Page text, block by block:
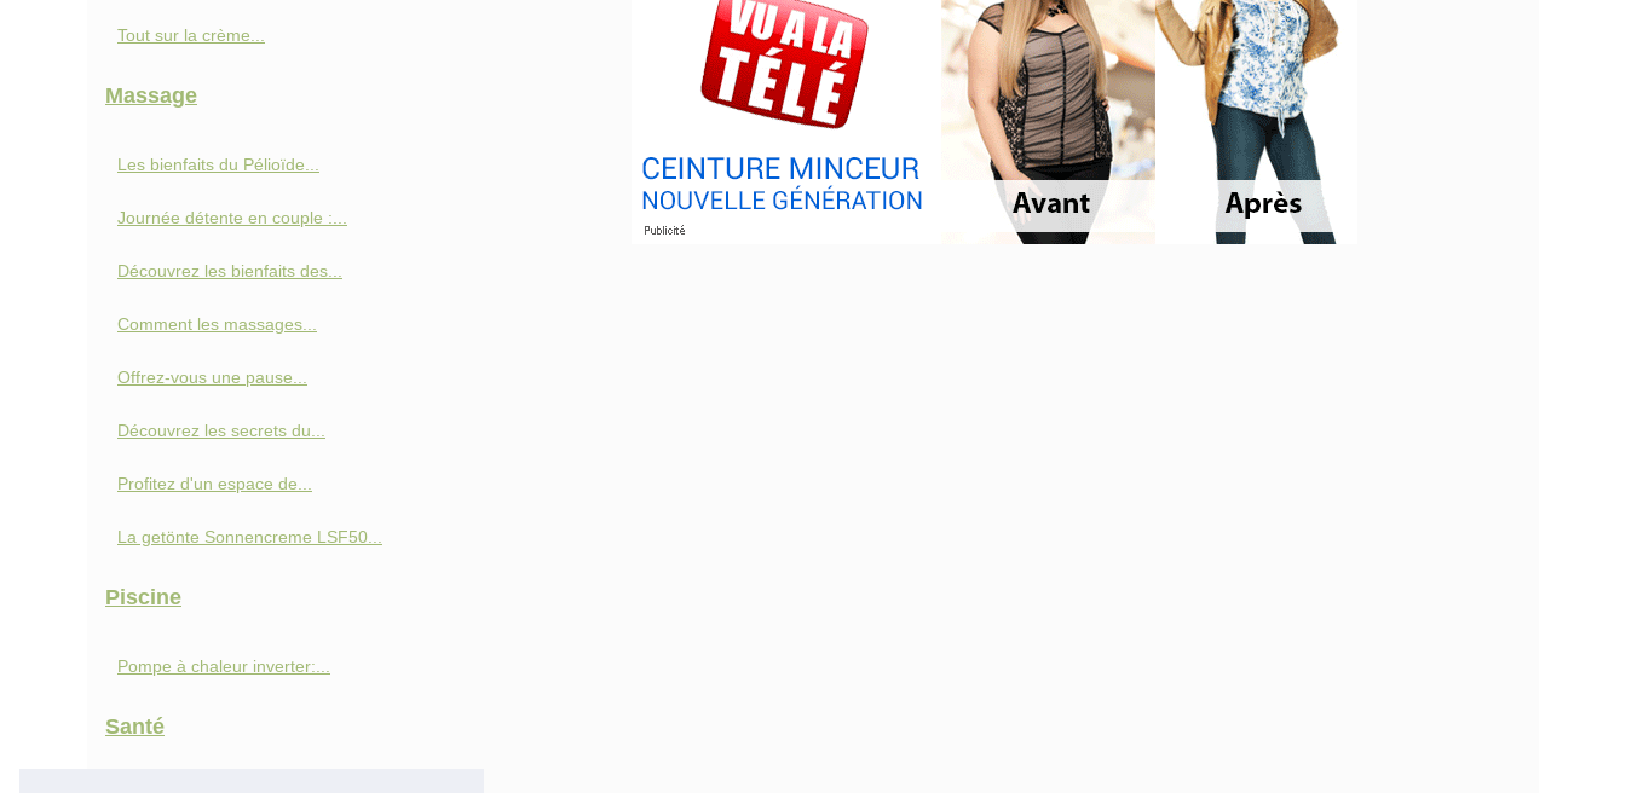
Tout sur la crème...
Massage
Les bienfaits du Pélioïde...
Journée détente en couple :...
Découvrez les bienfaits des...
Comment les massages...
Offrez-vous une pause...
Découvrez les secrets du...
Profitez d'un espace de...
La getönte Sonnencreme LSF50...
Piscine
Pompe à chaleur inverter:...
Santé